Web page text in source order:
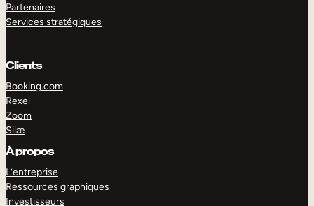
Partenaires
Services stratégiques
Clients
Booking.com
Rexel
Zoom
Silæ
À propos
L’entreprise
Ressources graphiques
Investisseurs